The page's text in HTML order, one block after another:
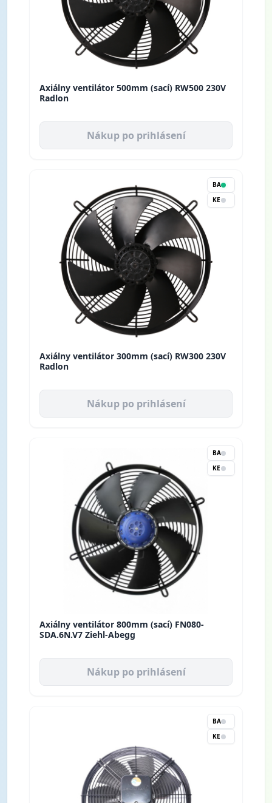
Axiálny ventilátor 500mm (sací) RW500 230V
Radlon
Nákup po prihlásení
BA
KE
Axiálny ventilátor 300mm (sací) RW300 230V
Radlon
Nákup po prihlásení
BA
KE
Axiálny ventilátor 800mm (sací) FN080-
SDA.6N.V7 Ziehl-Abegg
Nákup po prihlásení
BA
KE